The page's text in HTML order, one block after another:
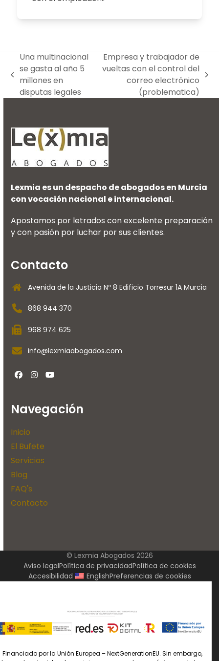
previous
post:
Una multinacional
se gasta al año 5
millones en
disputas legales
Empresa y trabajador de
vueltas con el control del
correo electrónico
(problematica)
Lexmia es un despacho de abogados en Murcia
con vocación nacional e internacional.
Apostamos por letrados con excelente preparación
y con pasión por luchar por sus clientes.
Contacto
Avenida de la Justicia Nº 8 Edificio Torresur 1A Murcia
868 944 370
968 974 625
info@lexmiaabogados.com
Facebook
Instagram
YouTube
Navegación
Inicio
El Bufete
Servicios
Blog
FAQ's
Contacto
© Lexmia Abogados 2026
Aviso legalPolítica de privacidadPolítica de cookies
Accesibilidad
EnglishPreferencias de cookies
Financiado por la Unión Europea – NextGenerationEU. Sin embargo,